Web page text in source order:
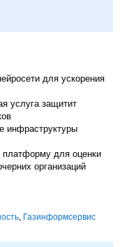
для ускорения
услуга защитит
инфраструктуры
платформу для оценки
организаций
, Газинформсервис